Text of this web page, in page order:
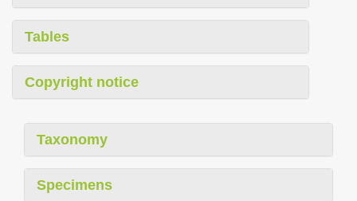
Tables
Copyright notice
Taxonomy
Specimens